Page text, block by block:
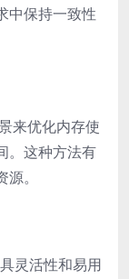
中保持一致性
来优化内存使
。这种方法有
。
灵活性和易用